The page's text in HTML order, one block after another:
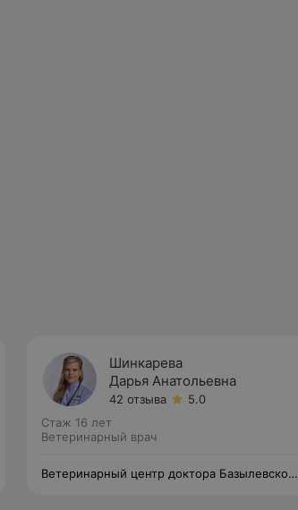
Шинкарева
Дарья Анатольевна
42 отзыва
5.0
Стаж 16 лет
Ветеринарный врач
Ветеринарный центр доктора Базылевского